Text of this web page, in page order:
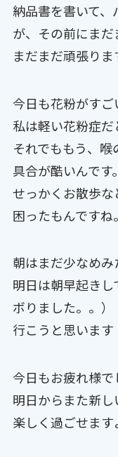
納品書を書いて、
が、その前にま
まだまだ頑張り
今日も花粉がすご
私は軽い花粉症だ
それでももう、
具合が酷いんです
せっかくお散歩な
困ったもんですね。
朝はまだ少なめみ
明日は朝早起き
ボりました。。）
行こうと思います
今日もお疲れ様で
明日からまた新し
楽しく過ごせます